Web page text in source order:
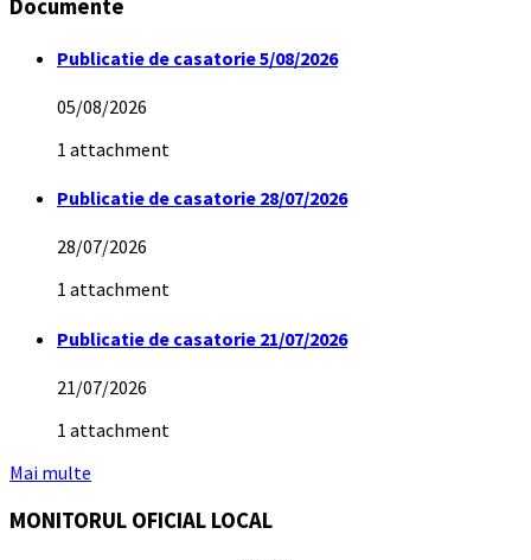
Documente
Publicatie de casatorie 5/08/2026
05/08/2026
1 attachment
Publicatie de casatorie 28/07/2026
28/07/2026
1 attachment
Publicatie de casatorie 21/07/2026
21/07/2026
1 attachment
Mai multe
MONITORUL OFICIAL LOCAL